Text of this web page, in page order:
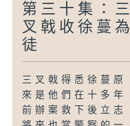
第三十集：三
叉戟收徐蔓為
徒
三叉戟得悉徐蔓原
來是他們在十多年
前辦案救下後立志